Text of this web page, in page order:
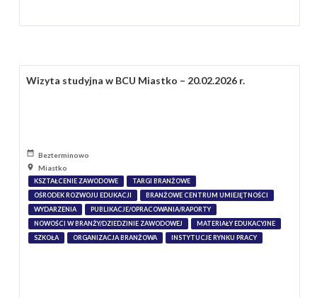
Wizyta studyjna w BCU Miastko – 20.02.2026 r.
Bezterminowo
Miastko
KSZTAŁCENIE ZAWODOWE
TARGI BRANŻOWE
OŚRODEK ROZWOJU EDUKACJI
BRANŻOWE CENTRUM UMIEJĘTNOŚCI
WYDARZENIA
PUBLIKACJE/OPRACOWANIA/RAPORTY
NOWOŚCI W BRANŻY/DZIEDZINIE ZAWODOWEJ
MATERIAŁY EDUKACYJNE
SZKOŁA
ORGANIZACJA BRANŻOWA INSTYTUCJE RYNKU PRACY